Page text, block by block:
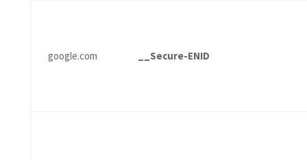
google.com __Secure-ENID